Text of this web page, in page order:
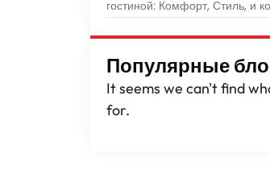
гостиной: Комфорт, Стиль, и
Популярные
It seems we can't find
for.